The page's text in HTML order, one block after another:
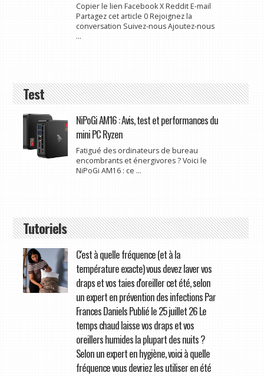
Copier le lien Facebook X Reddit E-mail
Partagez cet article 0 Rejoignez la
conversation Suivez-nous Ajoutez-nous
...
Test
NiPoGi AM16 : Avis, test et performances du
mini PC Ryzen
Fatigué des ordinateurs de bureau
encombrants et énergivores ? Voici le
NiPoGi AM16 : ce ...
Tutoriels
C'est à quelle fréquence (et à la
température exacte) vous devez laver vos
draps et vos taies d'oreiller cet été, selon
un expert en prévention des infections Par
Frances Daniels Publié le 25 juillet 26 Le
temps chaud laisse vos draps et vos
oreillers humides la plupart des nuits ?
Selon un expert en hygiène, voici à quelle
fréquence vous devriez les utiliser en été